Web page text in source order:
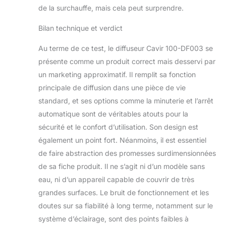
de la surchauffe, mais cela peut surprendre.
Bilan technique et verdict
Au terme de ce test, le diffuseur Cavir 100-DF003 se
présente comme un produit correct mais desservi par
un marketing approximatif. Il remplit sa fonction
principale de diffusion dans une pièce de vie
standard, et ses options comme la minuterie et l’arrêt
automatique sont de véritables atouts pour la
sécurité et le confort d’utilisation. Son design est
également un point fort. Néanmoins, il est essentiel
de faire abstraction des promesses surdimensionnées
de sa fiche produit. Il ne s’agit ni d’un modèle sans
eau, ni d’un appareil capable de couvrir de très
grandes surfaces. Le bruit de fonctionnement et les
doutes sur sa fiabilité à long terme, notamment sur le
système d’éclairage, sont des points faibles à